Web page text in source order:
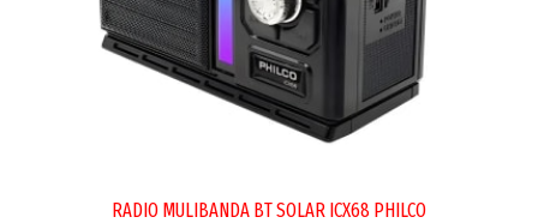
RADIO MULIBANDA BT SOLAR ICX68 PHILCO